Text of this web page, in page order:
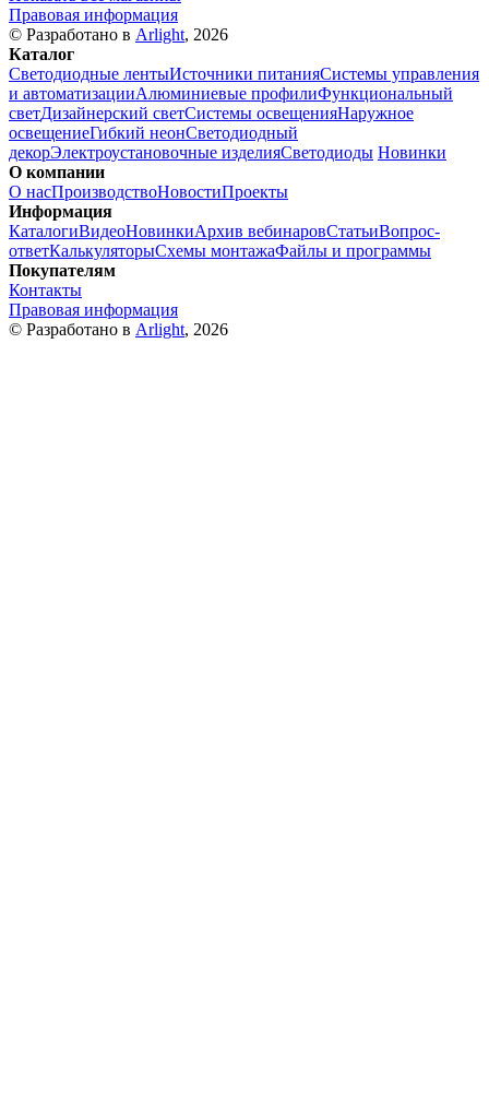
Правовая информация
© Разработано в Arlight, 2026
Каталог
Светодиодные лентыИсточники питанияСистемы управления
и автоматизацииАлюминиевые профилиФункциональный
светДизайнерский светСистемы освещенияНаружное
освещениеГибкий неонСветодиодный
декорЭлектроустановочные изделияСветодиоды Новинки
О компании
О насПроизводствоНовостиПроекты
Информация
КаталогиВидеоНовинкиАрхив вебинаровСтатьиВопрос-
ответКалькуляторыСхемы монтажаФайлы и программы
Покупателям
Контакты
Правовая информация
© Разработано в Arlight, 2026